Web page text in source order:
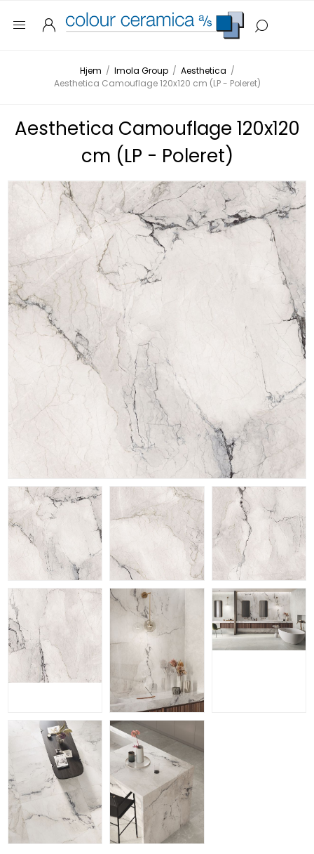
Hjem / Imola Group / Aesthetica /
Aesthetica Camouflage 120x120 cm (LP - Poleret)
Aesthetica Camouflage 120x120
cm (LP - Poleret)